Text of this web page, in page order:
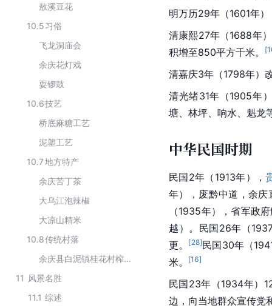
敖溪豆花
10.5习俗
飞龙洞庙会
余庆花灯戏
耍锣鼓
10.6技艺
桥底麻糖工艺
泥塑工艺
10.7地方特产
余庆苦丁茶
大乌江泡辣椒
大凉山精米
10.8传统村落
余庆县白泥镇桂花村榨溪组
11 风景名胜
11.1 综述
明万历29年（1601年
清康熙27年（1688年
积增至850平方千米。
[
清嘉庆3年（1798年）
清光绪31年（1905年
塘、林坪、响水、魁龙
中华民国时期
民国2年（1913年），
年），废黔中道，余
（1935年），省军政
越）。民国26年（
更。
[28]民国30年（
米。
[16]
民国23年（1934年）
边，向当地群众宣传党